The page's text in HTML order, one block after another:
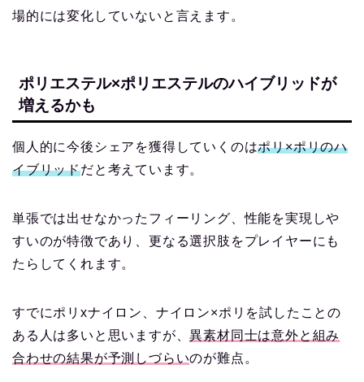
場的には変化していないと言えます。
ポリエステル×ポリエステルのハイブリッドが
増えるかも
個人的に今後シェアを獲得していくのはポリ×ポリのハ
イブリッドだと考えています。
単張では出せなかったフィーリング、性能を実現しや
すいのが特徴であり、更なる選択肢をプレイヤーにも
たらしてくれます。
すでにポリxナイロン、ナイロン×ポリを試したことの
ある人は多いと思いますが、異素材同士は意外と組み
合わせの結果が予測しづらいのが難点。